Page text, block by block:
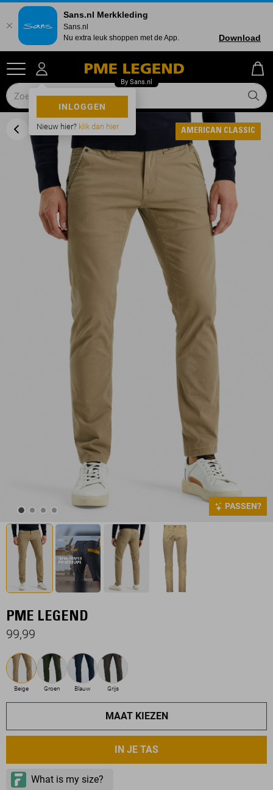
INLOGGEN
Nieuw hier? klik dan hier AMERICAN CLASSIC
PASSEN?
PME LEGEND
99,99
Beige Groen Blauw Grijs
MAAT KIEZEN
IN JE TAS
Sans.nl Merkkleding
Sans.nl
Nu extra leuk shoppen met de App.
Download